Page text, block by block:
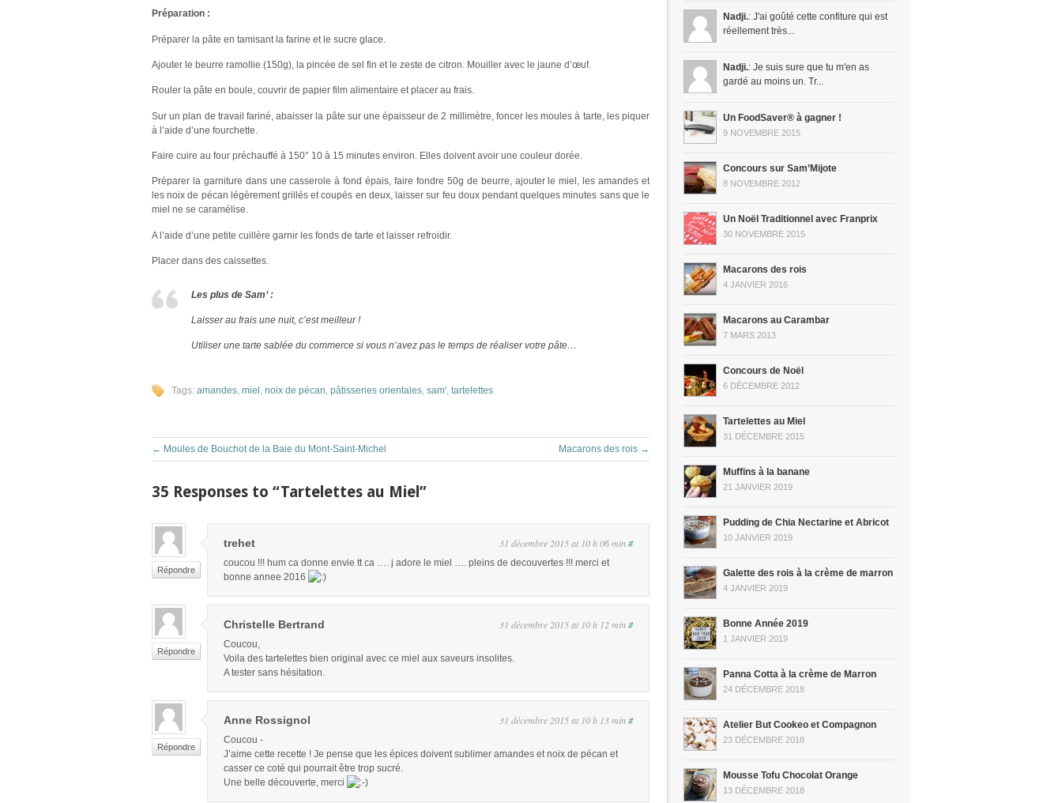
Préparation :
Préparer la pâte en tamisant la farine et le sucre glace.
Ajouter le beurre ramollie (150g), la pincée de sel fin et le zeste de citron. Mouiller avec le jaune d’œuf.
Rouler la pâte en boule, couvrir de papier film alimentaire et placer au frais.
Sur un plan de travail fariné, abaisser la pâte sur une épaisseur de 2 millimètre, foncer les moules à tarte, les piquer
à l’aide d’une fourchette.
Faire cuire au four préchauffé à 150° 10 à 15 minutes environ. Elles doivent avoir une couleur dorée.
Préparer la garniture dans une casserole à fond épais, faire fondre 50g de beurre, ajouter le miel, les amandes et
les noix de pécan légèrement grillés et coupés en deux, laisser sur feu doux pendant quelques minutes sans que le
miel ne se caramélise.
A l’aide d’une petite cuillère garnir les fonds de tarte et laisser refroidir.
Placer dans des caissettes.
Les plus de Sam’ :
Laisser au frais une nuit, c’est meilleur !
Utiliser une tarte sablée du commerce si vous n’avez pas le temps de réaliser votre pâte…
Tags: amandes, miel , noix de pécan, pâtisseries orientales, sam', tartelettes
← Moules de Bouchot de la Baie du Mont-Saint-Michel Macarons des rois →
35 Responses to “Tartelettes au Miel”
Répondre
trehet 31 décembre 2015 at 10 h 06 min #
coucou !!! hum ca donne envie tt ca …. j adore le miel …. pleins de decouvertes !!! merci et
bonne annee 2016
Répondre
Christelle Bertrand 31 décembre 2015 at 10 h 12 min #
Coucou,
Voila des tartelettes bien original avec ce miel aux saveurs insolites.
A tester sans hésitation.
Répondre
Anne Rossignol 31 décembre 2015 at 10 h 13 min #
Coucou -
J’aime cette recette ! Je pense que les épices doivent sublimer amandes et noix de pécan et
casser ce coté qui pourrait être trop sucré.
Une belle découverte, merci
Nadji.: J'ai goûté cette confiture qui est
réellement très...
Nadji.: Je suis sure que tu m'en as
gardé au moins un. Tr...
Un FoodSaver® à gagner !
9 NOVEMBRE 2015
Concours sur Sam’Mijote
8 NOVEMBRE 2012
Un Noël Traditionnel avec Franprix
30 NOVEMBRE 2015
Macarons des rois
4 JANVIER 2016
Macarons au Carambar
7 MARS 2013
Concours de Noël
6 DÉCEMBRE 2012
Tartelettes au Miel
31 DÉCEMBRE 2015
Muffins à la banane
21 JANVIER 2019
Pudding de Chia Nectarine et Abricot
10 JANVIER 2019
Galette des rois à la crème de marron
4 JANVIER 2019
Bonne Année 2019
1 JANVIER 2019
Panna Cotta à la crème de Marron
24 DÉCEMBRE 2018
Atelier But Cookeo et Compagnon
23 DÉCEMBRE 2018
Mousse Tofu Chocolat Orange
13 DÉCEMBRE 2018